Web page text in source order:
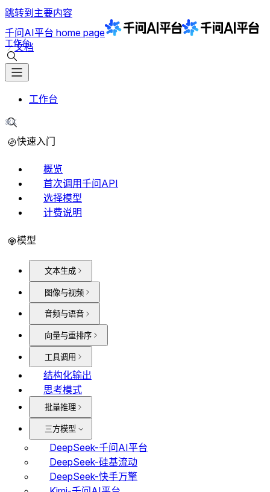
跳转到主要内容
千问AI平台 home page
文档
工作台
工作台
⌘K
快速入门
概览
首次调用千问API
选择模型
计费说明
模型
文本生成
图像与视频
音频与语音
向量与重排序
工具调用
结构化输出
思考模式
批量推理
三方模型
DeepSeek-千问AI平台
DeepSeek-硅基流动
DeepSeek-快手万擎